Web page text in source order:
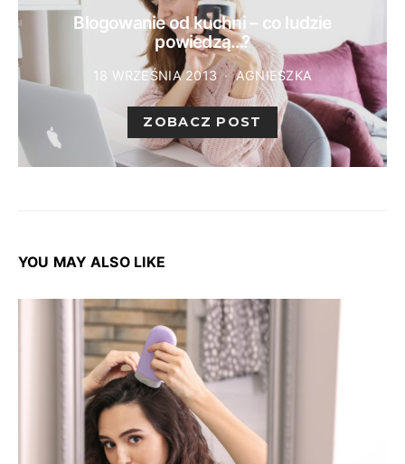
Blogowanie od kuchni – co ludzie
powiedzą…?
18 WRZEŚNIA 2013 AGNIESZKA
ZOBACZ POST
YOU MAY ALSO LIKE